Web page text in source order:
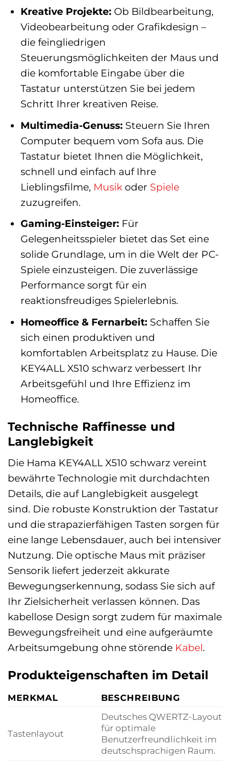
Kreative Projekte:Ob Bildbearbeitung,
Videobearbeitung oder Grafikdesign –
die feingliedrigen
Steuerungsmöglichkeiten der Maus und
die komfortable Eingabe über die
Tastatur unterstützen Sie bei jedem
Schritt Ihrer kreativen Reise.
Multimedia-Genuss:Steuern Sie Ihren
Computer bequem vom Sofa aus. Die
Tastatur bietet Ihnen die Möglichkeit,
schnell und einfach auf Ihre
Lieblingsfilme, Musikoder Spiele
zuzugreifen.
Gaming-Einsteiger:Für
Gelegenheitsspieler bietet das Set eine
solide Grundlage, um in die Welt der PC-
Spiele einzusteigen. Die zuverlässige
Performance sorgt für ein
reaktionsfreudiges Spielerlebnis.
Homeoffice & Fernarbeit:Schaffen Sie
sich einen produktiven und
komfortablen Arbeitsplatz zu Hause. Die
KEY4ALL X510 schwarz verbessert Ihr
Arbeitsgefühl und Ihre Effizienz im
Homeoffice.
Technische Raffinesse und
Langlebigkeit
Die Hama KEY4ALL X510 schwarz vereint
bewährte Technologie mit durchdachten
Details, die auf Langlebigkeit ausgelegt
sind. Die robuste Konstruktion der Tastatur
und die strapazierfähigen Tasten sorgen für
eine lange Lebensdauer, auch bei intensiver
Nutzung. Die optische Maus mit präziser
Sensorik liefert jederzeit akkurate
Bewegungserkennung, sodass Sie sich auf
Ihr Zielsicherheit verlassen können. Das
kabellose Design sorgt zudem für maximale
Bewegungsfreiheit und eine aufgeräumte
Arbeitsumgebung ohne störende Kabel.
Produkteigenschaften im Detail
MERKMAL BESCHREIBUNG
Tastenlayout
Deutsches QWERTZ-Layout
für optimale
Benutzerfreundlichkeit im
deutschsprachigen Raum.